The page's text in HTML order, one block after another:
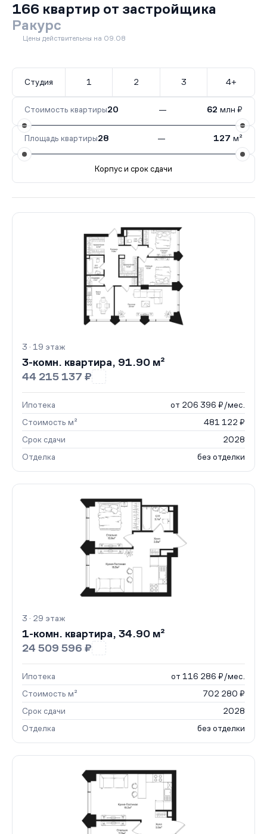
166 квартир от застройщика
Ракурс
Цены действительны на 09.08
Студия 1 2 3 4+
Стоимость квартиры20 — 62 млн ₽
Площадь квартиры28 — 127 м²
Корпус и срок сдачи
398 кв.I кв. 2028
3 · 19 этаж
3-комн. квартира, 91.90 м²
44 215 137 ₽
Ипотека
от 206 396 ₽/мес.
Стоимость м²
481 122 ₽
Срок сдачи
2028
Отделка
без отделки
3 · 29 этаж
1-комн. квартира, 34.90 м²
24 509 596 ₽
Ипотека
от 116 286 ₽/мес.
Стоимость м²
702 280 ₽
Срок сдачи
2028
Отделка
без отделки